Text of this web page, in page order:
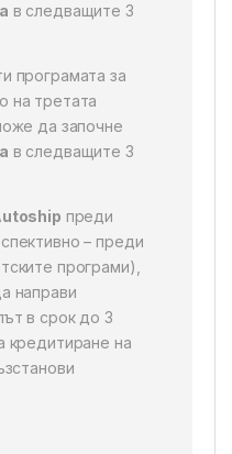
в следващите 3
програмата за
на третата
да започне
в следващите 3
преди
– преди
програми),
направи
в срок до 3
кредитиране на